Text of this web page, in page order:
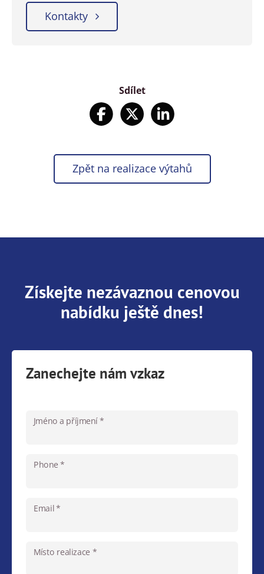
Kontakty
Sdílet
Zpět na realizace výtahů
Získejte nezávaznou cenovou
nabídku ještě dnes!
Zanechejte nám vzkaz
Jméno a příjmení *
Phone *
Email *
Místo realizace *